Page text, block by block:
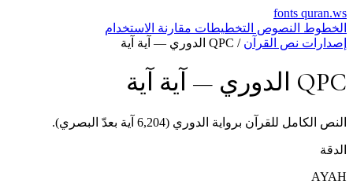
fonts quran.ws
الخطوط النصوص التخطيطات مقارنة الاستخدام
إصدارات نص القرآن / QPC الدوري — آية آية
QPC الدوري — آية آية
النص الكامل للقرآن برواية الدوري (6,204 آية بعدّ البصري).
الدقة
AYAH